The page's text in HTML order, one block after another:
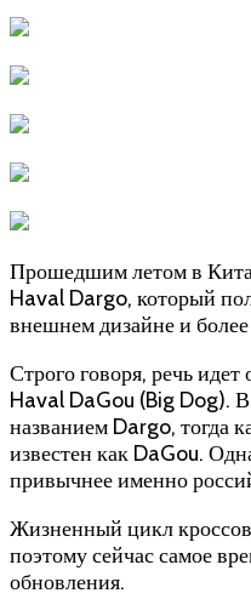
Прошедшим летом в
Haval Dargo, который
внешнем дизайне и
Строго говоря, речь идет
Haval DaGou (Big Dog).
названием Dargo, тогда
известен как DaGou.
привычнее именно
Жизненный цикл
поэтому сейчас самое
обновления.